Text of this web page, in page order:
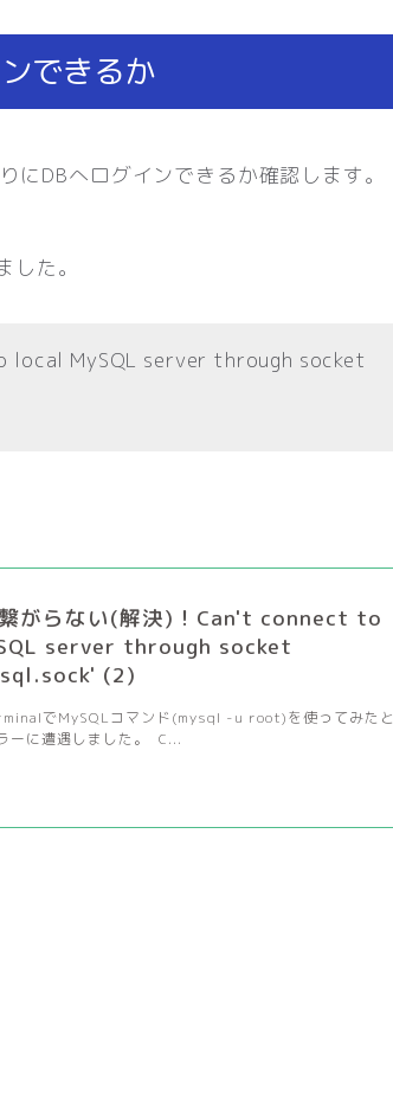
できるか
DBへログインできるか確認します。
た。
local MySQL server through socket
がらない(解決)！Can't connect to
server through socket
(2)
でMySQLコマンド(mysql -u root)を使ってみたと
ーに遭遇しました。 C...